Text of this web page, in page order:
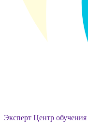
Эксперт Центр